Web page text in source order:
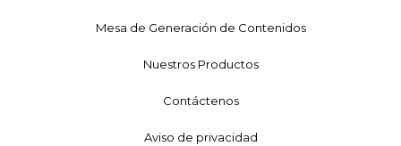
Mesa de Generación de Contenidos
Nuestros Productos
Contáctenos
Aviso de privacidad